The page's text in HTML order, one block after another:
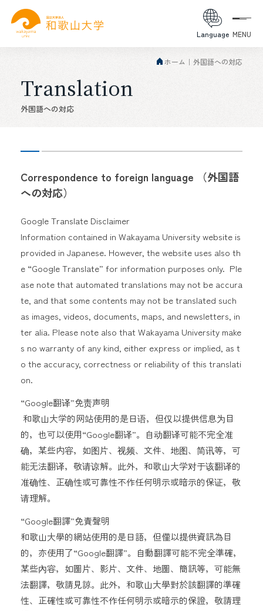
Language MENU
ホーム 外国語への対応
Translation
外国語への対応
Correspondence to foreign language （外国語
への対応）
Google Translate Disclaimer
Information contained in Wakayama University website is
provided in Japanese. However, the website uses also th
e “Google Translate” for information purposes only. Ple
ase note that automated translations may not be accura
te, and that some contents may not be translated such
as images, videos, documents, maps, and newsletters, in
ter alia. Please note also that Wakayama University make
s no warranty of any kind, either express or implied, as t
o the accuracy, correctness or reliability of this translati
on.
“Google翻译”免责声明
和歌山大学的网站使用的是日语，但仅以提供信息为目
的，也可以使用“Google翻译”。自动翻译可能不完全准
确，某些内容，如图片、视频、文件、地图、简讯等，可
能无法翻译，敬请谅解。此外，和歌山大学对于该翻译的
准确性、正确性或可靠性不作任何明示或暗示的保证，敬
请理解。
“Google翻譯”免責聲明
和歌山大學的網站使用的是日語，但僅以提供資訊為目
的，亦使用了“Google翻譯”。自動翻譯可能不完全準確，
某些內容，如圖片、影片、文件、地圖、簡訊等，可能無
法翻譯，敬請見諒。此外，和歌山大學對於該翻譯的準確
性、正確性或可靠性不作任何明示或暗示的保證，敬請理